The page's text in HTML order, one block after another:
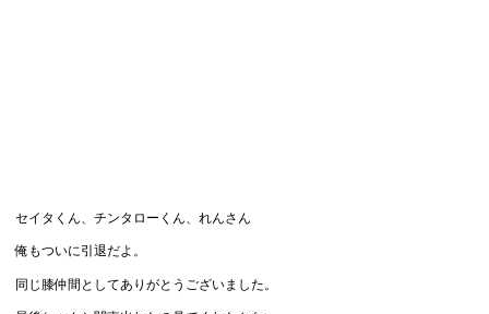
セイタくん、チンタローくん、れんさん
俺もついに引退だよ。
同じ膝仲間としてありがとうございました。